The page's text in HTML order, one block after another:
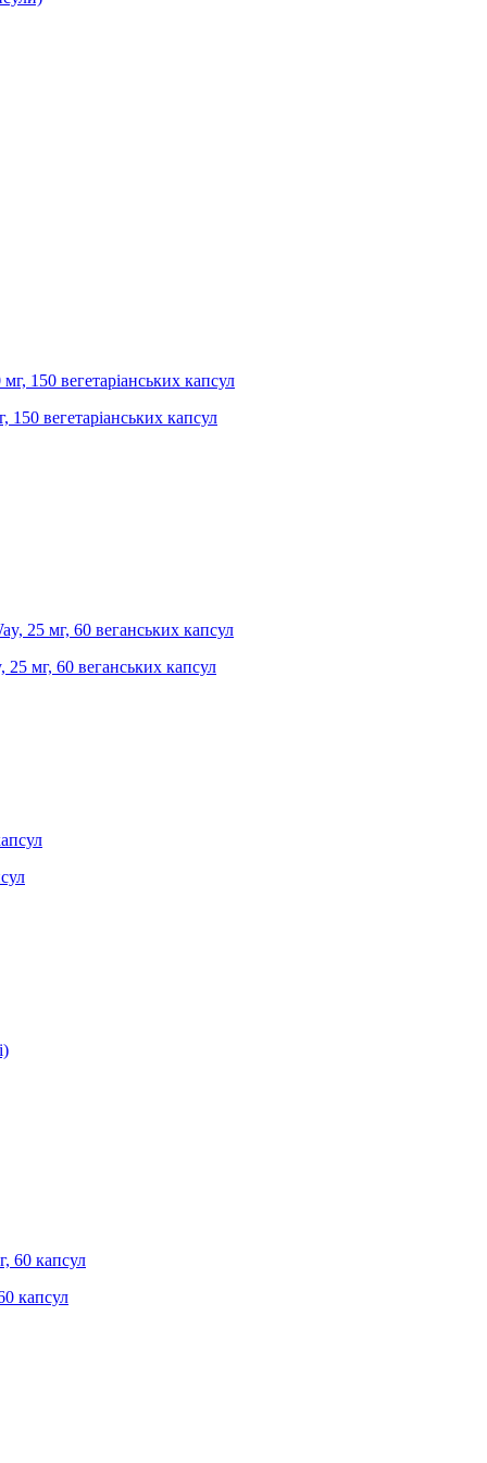
вегетаріанських капсул
мг, 60 веганських капсул
капсул